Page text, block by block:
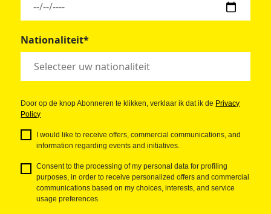
Nationaliteit*
Door op de knop Abonneren te klikken, verklaar ik dat ik de Privacy
Policy
I would like to receive offers, commercial communications, and
information regarding events and initiatives.
Consent to the processing of my personal data for profiling
purposes, in order to receive personalized offers and commercial
communications based on my choices, interests, and service
usage preferences.